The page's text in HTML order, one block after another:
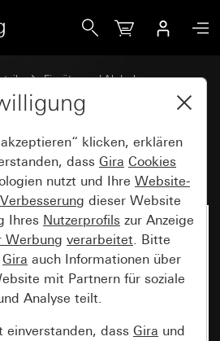
Einsätze und Abdeckungen
Beschriftungsfeld
klicken, erklären
dass Gira Cookies
nutzt und Ihre Website-
Verbesserung dieser Website
Ihres Nutzerprofils zur Anzeige
Werbung verarbeitet. Bitte
Gira auch Informationen über
mit Partnern für soziale
Analyse teilt.
einverstanden, dass Gira und